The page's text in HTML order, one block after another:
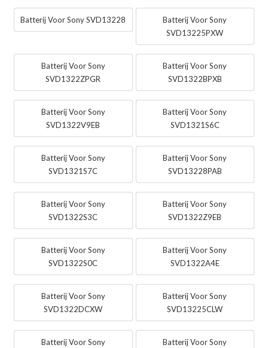
Batterij Voor Sony SVD13228
Batterij Voor Sony
SVD13225PXW
Batterij Voor Sony
SVD1322ZPGR
Batterij Voor Sony
SVD1322BPXB
Batterij Voor Sony
SVD1322V9EB
Batterij Voor Sony
SVD1321S6C
Batterij Voor Sony
SVD1321S7C
Batterij Voor Sony
SVD13228PAB
Batterij Voor Sony
SVD1322S3C
Batterij Voor Sony
SVD1322Z9EB
Batterij Voor Sony
SVD1322S0C
Batterij Voor Sony
SVD1322A4E
Batterij Voor Sony
SVD1322DCXW
Batterij Voor Sony
SVD13225CLW
Batterij Voor Sony
Batterij Voor Sony